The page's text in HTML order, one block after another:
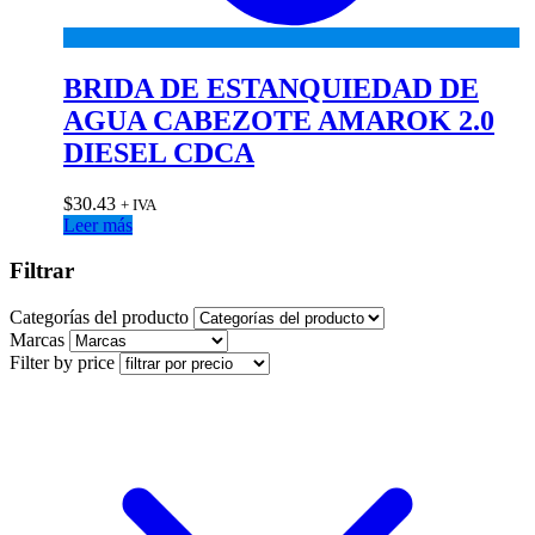
BRIDA DE ESTANQUIEDAD DE
AGUA CABEZOTE AMAROK 2.0
DIESEL CDCA
$30.43 + IVA
Leer más
Filtrar
Categorías del producto
Marcas
Filter by price